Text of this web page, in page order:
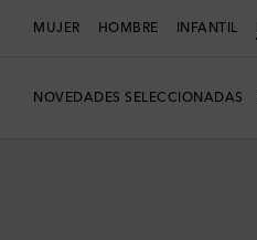
MUJER HOMBRE INFANTIL
NOVEDADES SELECCIONADAS